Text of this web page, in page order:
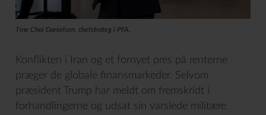
Tine Choi Danielsen, chefstrateg i PFA.
Konflikten i Iran og et fornyet pres på renterne
præger de globale finansmarkeder. Selvom
præsident Trump har meldt om fremskridt i
forhandlingerne og udsat sin varslede militære